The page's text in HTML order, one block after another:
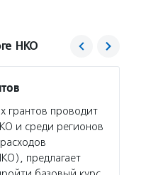
НКО
грантов проводит
и среди регионов
предлагает